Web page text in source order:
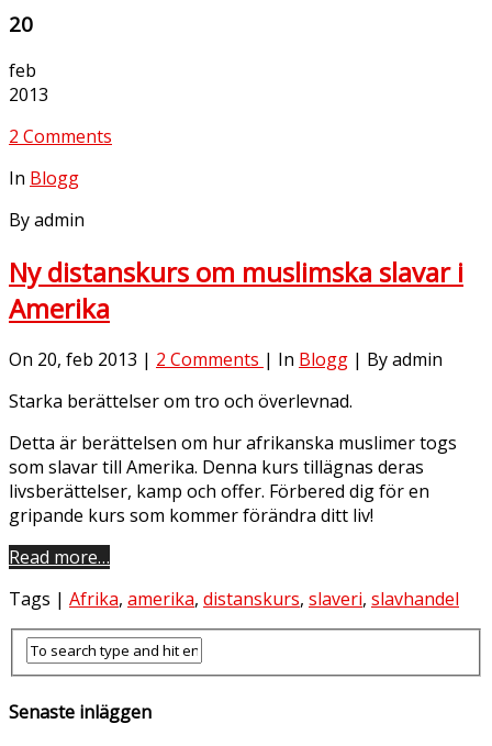
20
feb
2013
2 Comments
In Blogg
By admin
Ny distanskurs om muslimska slavar i
Amerika
On 20, feb 2013 | 2 Comments | In Blogg | By admin
Starka berättelser om tro och överlevnad.
Detta är berättelsen om hur afrikanska muslimer togs
som slavar till Amerika. Denna kurs tillägnas deras
livsberättelser, kamp och offer. Förbered dig för en
gripande kurs som kommer förändra ditt liv!
Read more…
Tags | Afrika, amerika, distanskurs, slaveri, slavhandel
Senaste inläggen